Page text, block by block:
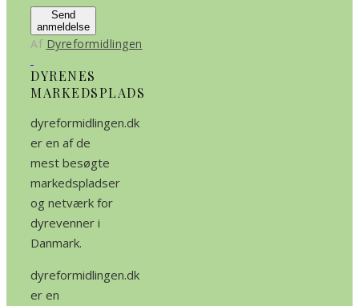
Send
anmeldelse
Af Dyreformidlingen
DYRENES
MARKEDSPLADS
dyreformidlingen.dk
er en af de
mest besøgte
markedspladser
og netværk for
dyrevenner i
Danmark.
dyreformidlingen.dk
er en